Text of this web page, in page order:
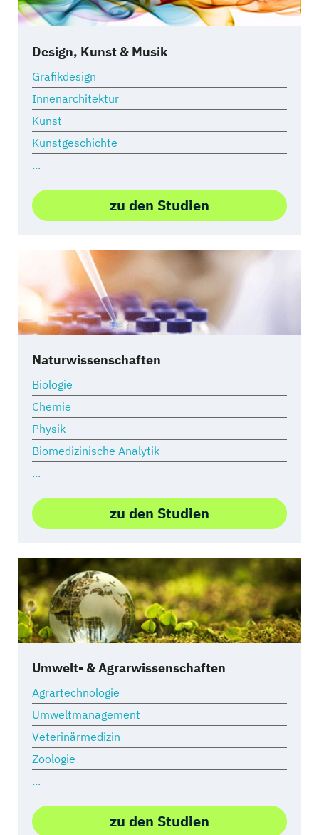
Design, Kunst & Musik
Grafikdesign
Innenarchitektur
Kunst
Kunstgeschichte
...
zu den Studien
Naturwissenschaften
Biologie
Chemie
Physik
Biomedizinische Analytik
...
zu den Studien
Umwelt- & Agrarwissenschaften
Agrartechnologie
Umweltmanagement
Veterinärmedizin
Zoologie
...
zu den Studien